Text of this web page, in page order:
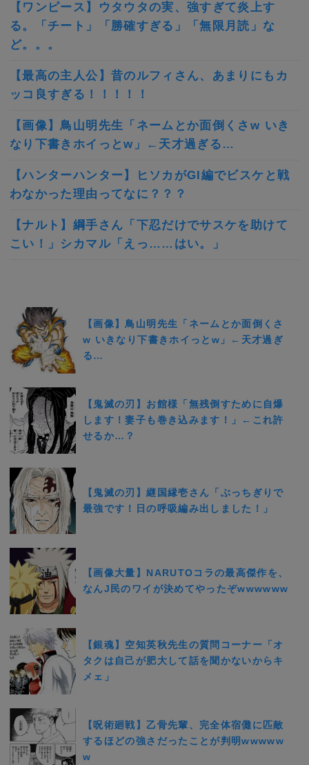
【ワンピース】ウタウタの実、強すぎて炎上す
る。「チート」「勝確すぎる」「無限月読」な
ど。。。
【最高の主人公】昔のルフィさん、あまりにもカ
ッコ良すぎる！！！！！
【画像】鳥山明先生「ネームとか面倒くさw いき
なり下書きホイっとw」←天才過ぎる…
【ハンターハンター】ヒソカがGI編でビスケと戦
わなかった理由ってなに？？？
【ナルト】綱手さん「下忍だけでサスケを助けて
こい！」シカマル「えっ……はい。」
【画像】鳥山明先生「ネームとか面倒くさ
w いきなり下書きホイっとw」←天才過ぎ
る…
【鬼滅の刃】お館様「無残倒すために自爆
します！妻子も巻き込みます！」←これ許
せるか…？
【鬼滅の刃】継国縁壱さん「ぶっちぎりで
最強です！日の呼吸編み出しました！」
【画像大量】NARUTOコラの最高傑作を、
なんJ民のワイが決めてやったぞwwwwww
【銀魂】空知英秋先生の質問コーナー「オ
タクは自己が肥大して話を聞かないからキ
メェ」
【呪術廻戦】乙骨先輩、完全体宿儺に匹敵
するほどの強さだったことが判明wwwww
w